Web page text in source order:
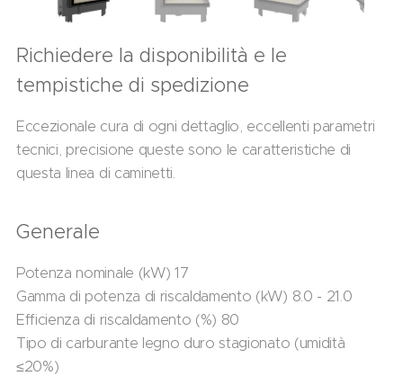
Richiedere la disponibilità e le
tempistiche di spedizione
Eccezionale cura di ogni dettaglio, eccellenti parametri
tecnici, precisione queste sono le caratteristiche di
questa linea di caminetti.
Generale
Potenza nominale (kW) 17
Gamma di potenza di riscaldamento (kW) 8.0 - 21.0
Efficienza di riscaldamento (%) 80
Tipo di carburante legno duro stagionato (umidità
≤20%)